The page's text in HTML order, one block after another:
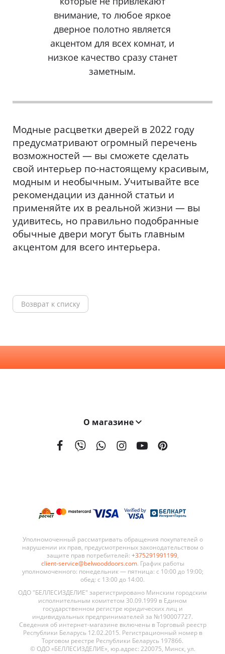
внимание, то любое яркое
дверное полотно является
акцентом для всех комнат, и
низкое качество сразу станет
заметным.
Модные расцветки дверей в 2022 году
предусматривают огромный перечень
возможностей — вы сможете сделать
свой интерьер по-настоящему красивым,
модным и необычным. Учитывайте все
рекомендации из данной статьи и
применяйте их в реальной жизни — вы
удивитесь, но правильно подобранные
обычные двери могут быть главным
акцентом для всего интерьера.
Возврат к списку
О магазине
Уполномоченный рассматривать обращения покупателей о
нарушении их прав, предусмотренных законодательством о
защите прав потребителей: +375291991199,
client-service@belwooddoors.com. График работы
уполномоченного: понедельник — пятница: с 10:00 до 19:00;
обед: с 13:00 до 14:00.
ОДО "БЕЛЛЕСИЗДЕЛИЕ" зарегистрировано Минским городским
исполнительным комитетом 30.09.1999 в Едином
государственном регистре юридических лиц и
индивидуальных предпринимателей за №190007727.
Сведения об интернет-магазине включены в Торговый реестр
Республики Беларусь 12.02.2015. Регистрационный номер в
Торговом реестре Республики Беларусь 197866.
© ОДО «БЕЛЛЕСИЗДЕЛИЕ», юр.адрес: 220075, Минск, ул.